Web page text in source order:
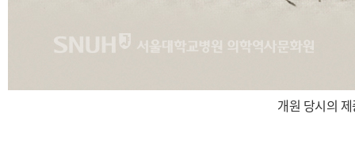
개원 당시의